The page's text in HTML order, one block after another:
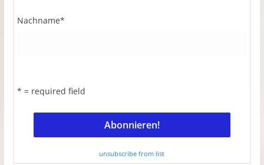
Nachname*
* = required field
unsubscribe from list